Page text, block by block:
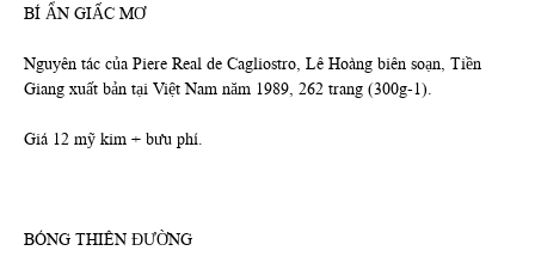
BÍ ẨN GIẤC MƠ
Nguyên tác của Piere Real de Cagliostro, Lê Hoàng biên soạn, Tiền
Giang xuất bản tại Việt Nam năm 1989, 262 trang (300g-1).
Giá 12 mỹ kim + bưu phí.
BÓNG THIÊN ĐƯỜNG